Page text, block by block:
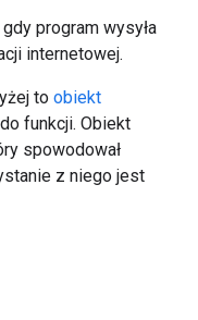
program wysyła
internetowej.
to obiekt
funkcji. Obiekt
spowodował
z niego jest